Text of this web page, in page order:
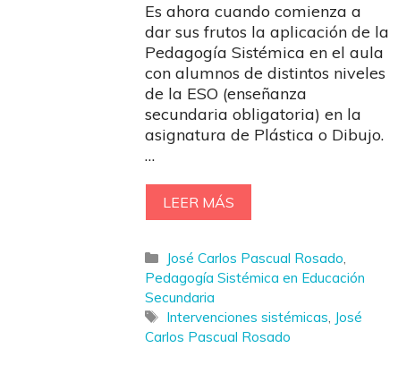
Es ahora cuando comienza a
dar sus frutos la aplicación de la
Pedagogía Sistémica en el aula
con alumnos de distintos niveles
de la ESO (enseñanza
secundaria obligatoria) en la
asignatura de Plástica o Dibujo.
…
LEER MÁS
Categorías
José Carlos Pascual Rosado
Pedagogía Sistémica en Educación
Secundaria
Etiquetas
Intervenciones sistémicas José
Carlos Pascual Rosado